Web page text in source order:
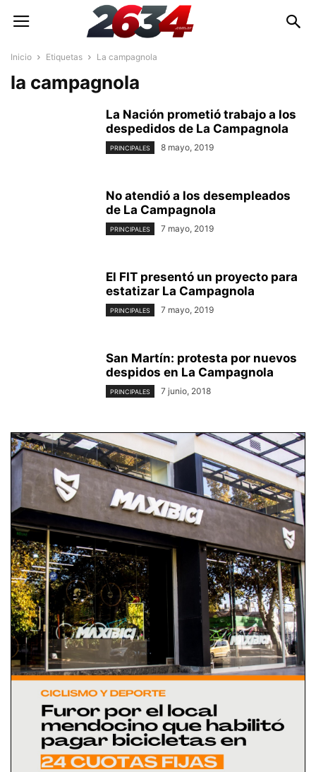
Inicio Etiquetas La campagnola
la campagnola
La Nación prometió trabajo a los
despedidos de La Campagnola
PRINCIPALES 8 mayo, 2019
No atendió a los desempleados
de La Campagnola
PRINCIPALES 7 mayo, 2019
El FIT presentó un proyecto para
estatizar La Campagnola
PRINCIPALES 7 mayo, 2019
San Martín: protesta por nuevos
despidos en La Campagnola
PRINCIPALES 7 junio, 2018